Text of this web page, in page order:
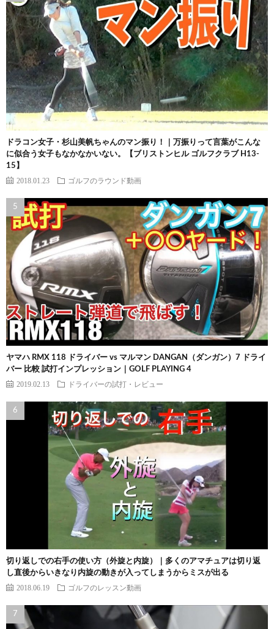
ドラコン女子・杉山美帆ちゃんのマン振り！｜万振りって言葉がこんな
に似合う女子もなかなかいない。【ブリストンヒル ゴルフクラブ H13-
15】
2018.01.23 ゴルフのラウンド動画
ヤマハ RMX 118 ドライバー vs マルマン DANGAN（ダンガン）7 ドライ
バー 比較 試打インプレッション｜GOLF PLAYING 4
2019.02.13 ドライバーの試打・レビュー
切り返しでの右手の使い方（外旋と内旋）｜多くのアマチュアは切り返
し直後からいきなり内旋の動きが入ってしまうからミスが出る
2018.06.19 ゴルフのレッスン動画